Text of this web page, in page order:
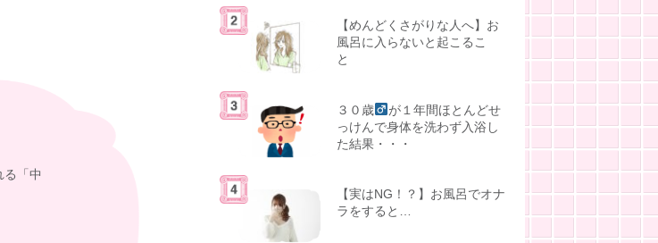
る「中
【めんどくさがりな人へ】お
風呂に入らないと起こるこ
と
３０歳
が１年間ほとんどせ
っけんで身体を洗わず入浴し
た結果・・・
【実はNG！？】お風呂でオナ
ラをすると…